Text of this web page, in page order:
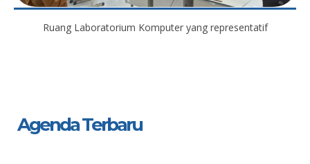
Ruang Laboratorium Komputer yang representatif
Agenda Terbaru